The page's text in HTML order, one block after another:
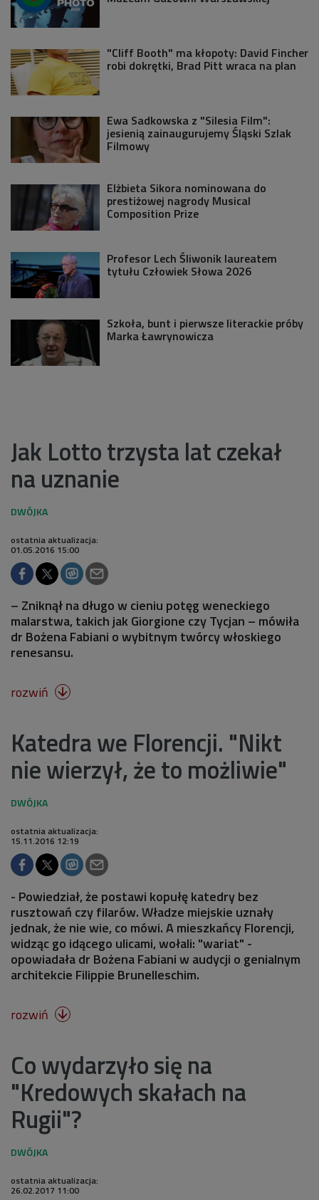
"Cliff Booth" ma kłopoty: David Fincher
robi dokrętki, Brad Pitt wraca na plan
Ewa Sadkowska z "Silesia Film":
jesienią zainaugurujemy Śląski Szlak
Filmowy
Elżbieta Sikora nominowana do
prestiżowej nagrody Musical
Composition Prize
Profesor Lech Śliwonik laureatem
tytułu Człowiek Słowa 2026
Szkoła, bunt i pierwsze literackie próby
Marka Ławrynowicza
Jak Lotto trzysta lat czekał
na uznanie
ostatnia aktualizacja:
01.05.2016 15:00
– Zniknął na długo w cieniu potęg weneckiego
malarstwa, takich jak Giorgione czy Tycjan – mówiła
dr Bożena Fabiani o wybitnym twórcy włoskiego
renesansu.
rozwiń 
Katedra we Florencji. "Nikt
nie wierzył, że to możliwie"
ostatnia aktualizacja:
15.11.2016 12:19
- Powiedział, że postawi kopułę katedry bez
rusztowań czy filarów. Władze miejskie uznały
jednak, że nie wie, co mówi. A mieszkańcy Florencji,
widząc go idącego ulicami, wołali: "wariat" -
opowiadała dr Bożena Fabiani w audycji o genialnym
architekcie Filippie Brunelleschim.
rozwiń 
Co wydarzyło się na
"Kredowych skałach na
Rugii"?
ostatnia aktualizacja:
26.02.2017 11:00